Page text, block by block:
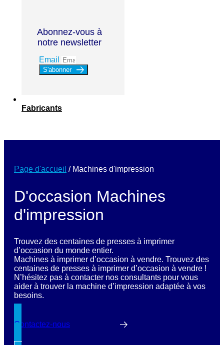
Abonnez-vous à
notre newsletter
Email
S'abonner
Fabricants
Page d'accueil / Machines d'impression
D'occasion Machines
d'impression
Trouvez des centaines de presses à imprimer
d’occasion du monde entier.
Machines à imprimer d’occasion à vendre. Trouvez des
centaines de presses à imprimer d’occasion à vendre !
N’hésitez pas à contacter nos consultants pour vous
aider à trouver la machine d’impression adaptée à vos
besoins.
Contactez-nous